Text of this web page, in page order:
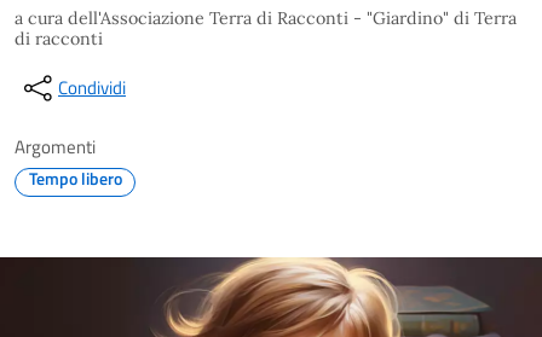
a cura dell'Associazione Terra di Racconti - "Giardino" di Terra
di racconti
Condividi
Argomenti
Tempo libero